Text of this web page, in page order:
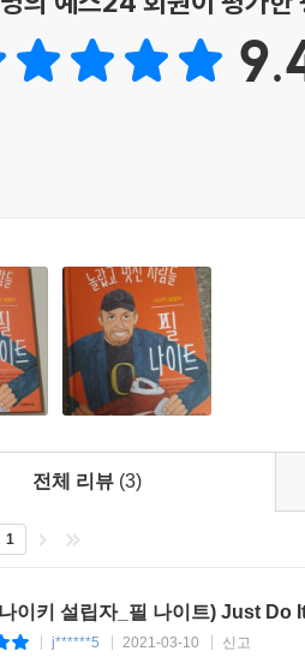
전체 리뷰 (3)
1
이키 설립자_필 나이트) Just Do
j******5 2021-03-10 신고